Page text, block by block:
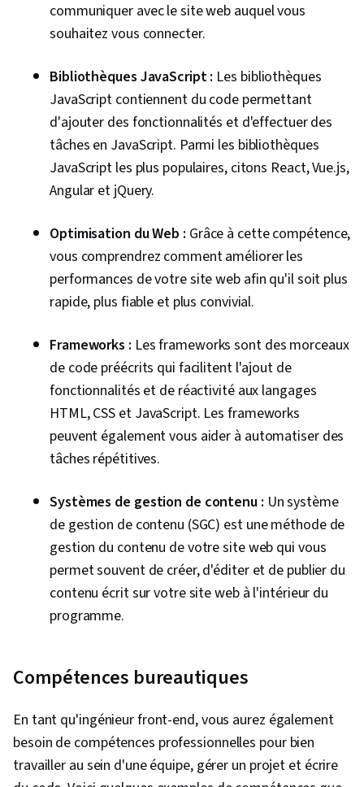
communiquer avec le site web auquel vous
souhaitez vous connecter.
Bibliothèques JavaScript : Les bibliothèques
JavaScript contiennent du code permettant
d'ajouter des fonctionnalités et d'effectuer des
tâches en JavaScript. Parmi les bibliothèques
JavaScript les plus populaires, citons React, Vue.js,
Angular et jQuery.
Optimisation du Web : Grâce à cette compétence,
vous comprendrez comment améliorer les
performances de votre site web afin qu'il soit plus
rapide, plus fiable et plus convivial.
Frameworks : Les frameworks sont des morceaux
de code préécrits qui facilitent l'ajout de
fonctionnalités et de réactivité aux langages
HTML, CSS et JavaScript. Les frameworks
peuvent également vous aider à automatiser des
tâches répétitives.
Systèmes de gestion de contenu : Un système
de gestion de contenu (SGC) est une méthode de
gestion du contenu de votre site web qui vous
permet souvent de créer, d'éditer et de publier du
contenu écrit sur votre site web à l'intérieur du
programme.
Compétences bureautiques
En tant qu'ingénieur front-end, vous aurez également
besoin de compétences professionnelles pour bien
travailler au sein d'une équipe, gérer un projet et écrire